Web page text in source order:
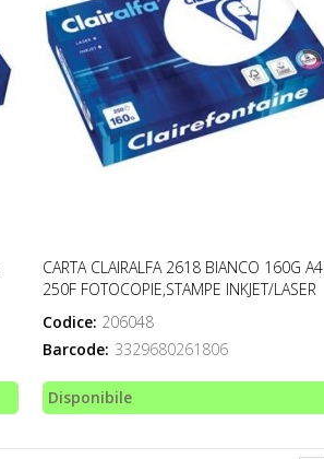
CARTA CLAIRALFA 2618 BIANCO 160G A4
250F FOTOCOPIE,STAMPE INKJET/LASER
Codice: 206048
Barcode: 3329680261806
Disponibile